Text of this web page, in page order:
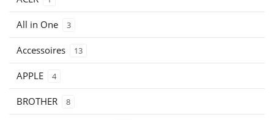
All in One 3
Accessoires 13
APPLE 4
BROTHER 8